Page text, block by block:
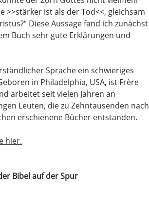
>>stärker ist als der Tod<<, gleichsam
Diese Aussage fand ich zunächst
Buch sehr gute Erklärungen und
Sprache ein schwieriges
in Philadelphia, USA, ist Frère
arbeitet seit vielen Jahren an
Leuten, die zu Zehntausenden nach
erschienene Bücher entstanden.
hier.
Bibel auf der Spur